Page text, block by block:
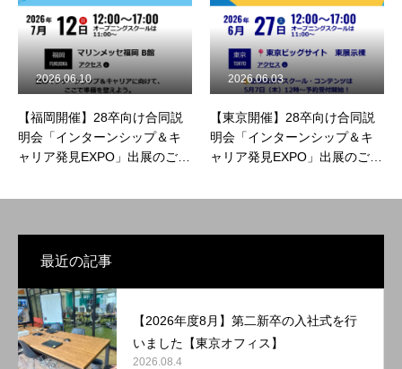
【福岡開催】28卒向け合同説
明会「インターンシップ＆キ
ャリア発見EXPO」出展のご案
2026.06.10
【東京開催】28卒向け合同説
明会「インターンシップ＆キ
ャリア発見EXPO」出展のご案
2026.06.03
最近の記事
【2026年度8月】第二新卒の入社式を行
いました【東京オフィス】
2026.08.4